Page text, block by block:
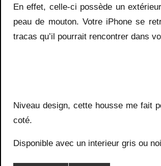
En effet, celle-ci possède un
peau de mouton. Votre iPhone se
tracas qu’il pourrait rencontrer dans
Niveau design, cette housse me fait
coté.
Disponible avec un interieur gris ou